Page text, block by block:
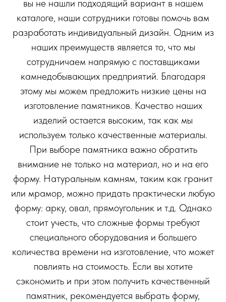
вы не нашли подходящий вариант в нашем
каталоге, наши сотрудники готовы помочь вам
разработать индивидуальный дизайн. Одним из
наших преимуществ является то, что мы
сотрудничаем напрямую с поставщиками
камнедобывающих предприятий. Благодаря
этому мы можем предложить низкие цены на
изготовление памятников. Качество наших
изделий остается высоким, так как мы
используем только качественные материалы.
При выборе памятника важно обратить
внимание не только на материал, но и на его
форму. Натуральным камням, таким как гранит
или мрамор, можно придать практически любую
форму: арку, овал, прямоугольник и т.д. Однако
стоит учесть, что сложные формы требуют
специального оборудования и большего
количества времени на изготовление, что может
повлиять на стоимость. Если вы хотите
сэкономить и при этом получить качественный
памятник, рекомендуется выбрать форму,